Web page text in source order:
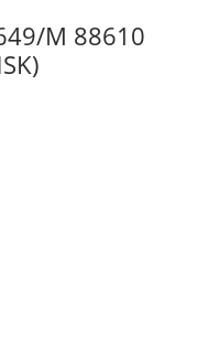
М 88610